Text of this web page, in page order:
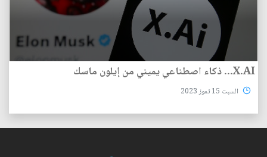
X.AI... ذكاء اصطناعي يميني من إيلون ماسك
السبت 15 تموز 2023